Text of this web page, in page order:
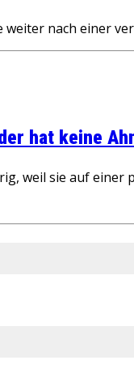
nach einer
hat keine
weil sie auf einer